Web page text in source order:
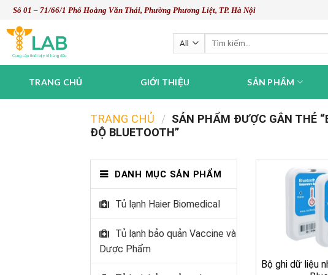
Skip
content
Số 01 – 71/66/1 Phố Hoàng Văn Thái, Phường Phương Liệt, TP. Hà Nội
Tìm
TRANG CHỦ GIỚI THIỆU SẢN PHẨM
TRANG CHỦ / SẢN PHẨM ĐƯỢC GẮN THẺ
ĐỘ BLUETOOTH”
DANH MỤC SẢN PHẨM
Tủ lạnh Haier Biomedical
Tủ lạnh bảo quản Vaccine và
Dược Phẩm
Bộ ghi dữ liệu